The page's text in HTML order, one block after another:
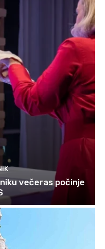
večeras počinje